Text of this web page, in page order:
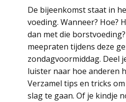
De bijeenkomst staat in
voeding. Wanneer? Hoe?
dan met die
meepraten tijdens deze
zondagvoormiddag. Deel
luister naar hoe anderen
Verzamel tips en tricks
slag te gaan. Of je kindje